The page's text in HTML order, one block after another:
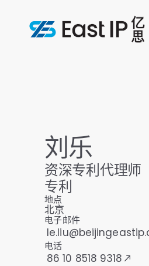
刘乐
资深专利代理师
专利
地点
北京
电子邮件
电话
86 10 8518 9318